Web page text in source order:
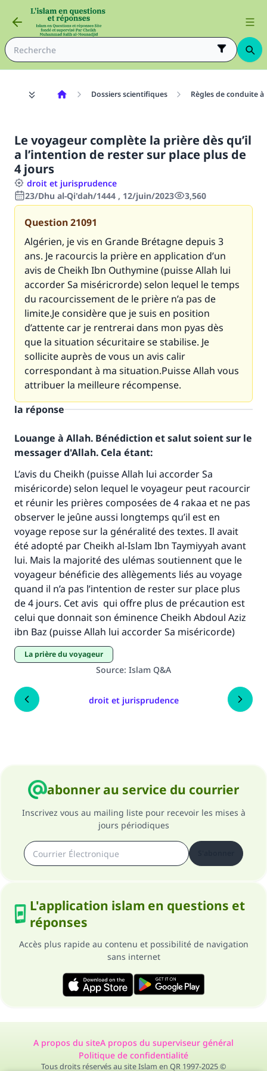
Dossiers scientifiques Règles de conduite
Le voyageur complète la prière dès qu’il
a l’intention de rester sur place plus de
4 jours
droit et jurisprudence
23/Dhu al-Qi'dah/1444 , 12/juin/2023
3,560
Question21091
Algérien, je vis en Grande Brétagne depuis 3
ans. Je racourcis la prière en application d’un
avis de Cheikh Ibn Outhymine (puisse Allah lui
accorder Sa miséricrorde) selon lequel le temps
du racourcissement de le prière n’a pas de
limite.Je considère que je suis en position
d’attente car je rentrerai dans mon pyas dès
que la situation sécuritaire se stabilise. Je
sollicite auprès de vous un avis calir
correspondant à ma situation.Puisse Allah vous
attribuer la meilleure récompense.
la réponse
Louange à Allah. Bénédiction et salut soient sur le
messager d'Allah. Cela étant:
L’avis du Cheikh (puisse Allah lui accorder Sa
miséricorde) selon lequel le voyageur peut racourcir
et réunir les prières composées de 4 rakaa et ne pas
observer le jeûne aussi longtemps qu’il est en
voyage repose sur la généralité des textes. Il avait
été adopté par Cheikh al-Islam Ibn Taymiyyah avant
lui. Mais la majorité des ulémas soutiennent que le
voyageur bénéficie des allègements liés au voyage
quand il n’a pas l’intention de rester sur place plus
de 4 jours. Cet avis qui offre plus de précaution est
celui que donnait son éminence Cheikh Abdoul Aziz
ibn Baz (puisse Allah lui accorder Sa miséricorde)
la prière du voyageur
Source: Islam Q&A
droit et jurisprudence
abonner au service du courrier
Inscrivez vous au mailing liste pour recevoir les mises à
jours périodiques
L'application islam en questions et
réponses
Accès plus rapide au contenu et possibilité de navigation
sans internet
A propos du siteA propos du superviseur général
Politique de confidentialité
Tous droits réservés au site Islam en QR 1997-2025 ©
Faites une différence dans la vie de
millions de personnes grâce à votre
contribution
Aidez nous à apporter des réponses.
Le Messager d'Allah (Paix sur lui) a dit:
"Celui qui indique une bonne action obtient la
même récompense que celui qui le fait."
(MOUSLIM 1893)
Soutenez IslamQA